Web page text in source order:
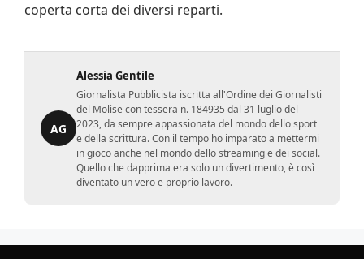
coperta corta dei diversi reparti.
AG
Alessia Gentile
Giornalista Pubblicista iscritta all'Ordine dei Giornalisti
del Molise con tessera n. 184935 dal 31 luglio del
2023, da sempre appassionata del mondo dello sport
e della scrittura. Con il tempo ho imparato a mettermi
in gioco anche nel mondo dello streaming e dei social.
Quello che dapprima era solo un divertimento, è così
diventato un vero e proprio lavoro.